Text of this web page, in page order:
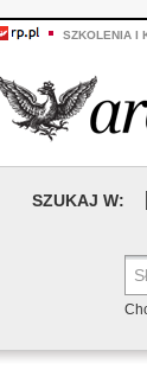
SZKOLENIA I
SZUKAJ W: